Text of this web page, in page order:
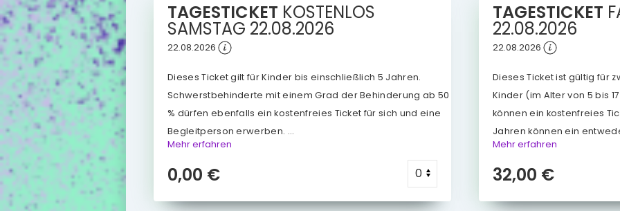
TAGESTICKET KOSTENLOS
SAMSTAG 22.08.2026
22.08.2026
Dieses Ticket gilt für Kinder bis einschließlich 5 Jahren.
Schwerstbehinderte mit einem Grad der Behinderung ab 50
% dürfen ebenfalls ein kostenfreies Ticket für sich und eine
Begleitperson erwerben. ...
Mehr erfahren
0,00 €
TAGESTICKET
22.08.2026
22.08.2026
Dieses Ticket ist gültig für
Kinder (im Alter von 5 bis
können ein kostenfreies
Jahren können ein
Mehr erfahren
32,00 €